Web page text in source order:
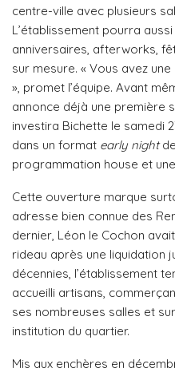
centre-ville avec plusieurs
L’établissement pourra
anniversaires, afterworks,
sur mesure. « Vous avez
», promet l’équipe. Avant
annonce déjà une première
investira Bichette le samedi
dans un format early nightde
programmation house et
Cette ouverture marque
adresse bien connue des
dernier, Léon le Cochon
rideau après une liquidation
décennies, l’établissement
accueilli artisans,
ses nombreuses salles et
institution du quartier.
Mis aux enchères en